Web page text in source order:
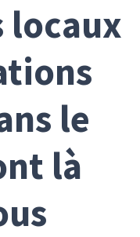
locaux
le
là